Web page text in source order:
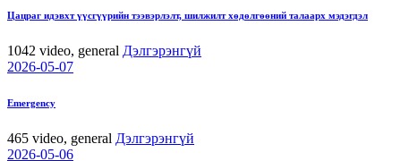
Цацраг идэвхт үүсгүүрийн тээвэрлэлт, шилжилт хөдөлгөөний талаарх мэдэгдэл
1042 video, general Дэлгэрэнгүй
2026-05-07
Emergency
465 video, general Дэлгэрэнгүй
2026-05-06